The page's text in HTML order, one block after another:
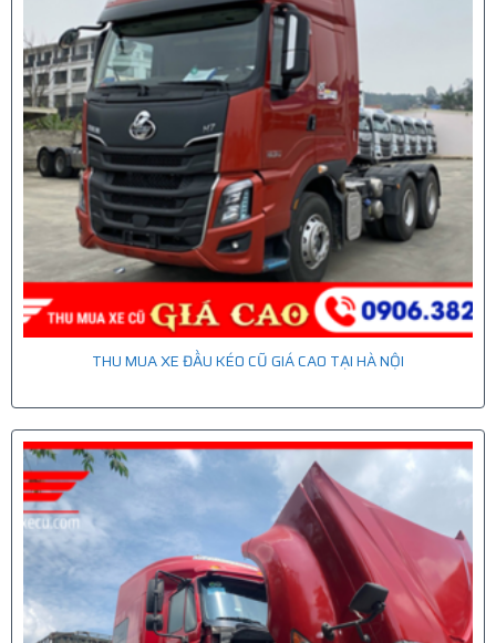
THU MUA XE ĐẦU KÉO CŨ GIÁ CAO TẠI HÀ NỘI